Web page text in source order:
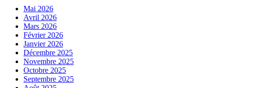
Mai 2026
Avril 2026
Mars 2026
Février 2026
Janvier 2026
Décembre 2025
Novembre 2025
Octobre 2025
Septembre 2025